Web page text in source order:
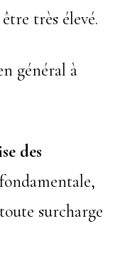
très élevé.
général à
des
surcharge